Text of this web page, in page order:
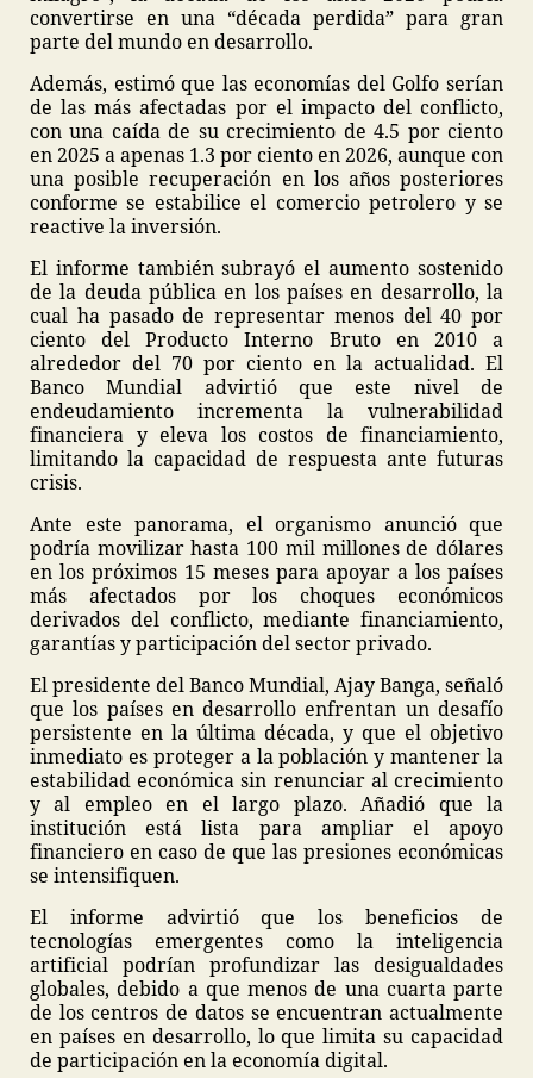
convertirse en una “década perdida” para gran
parte del mundo en desarrollo.
Además, estimó que las economías del Golfo serían
de las más afectadas por el impacto del conflicto,
con una caída de su crecimiento de 4.5 por ciento
en 2025 a apenas 1.3 por ciento en 2026, aunque con
una posible recuperación en los años posteriores
conforme se estabilice el comercio petrolero y se
reactive la inversión.
El informe también subrayó el aumento sostenido
de la deuda pública en los países en desarrollo, la
cual ha pasado de representar menos del 40 por
ciento del Producto Interno Bruto en 2010 a
alrededor del 70 por ciento en la actualidad. El
Banco Mundial advirtió que este nivel de
endeudamiento incrementa la vulnerabilidad
financiera y eleva los costos de financiamiento,
limitando la capacidad de respuesta ante futuras
crisis.
Ante este panorama, el organismo anunció que
podría movilizar hasta 100 mil millones de dólares
en los próximos 15 meses para apoyar a los países
más afectados por los choques económicos
derivados del conflicto, mediante financiamiento,
garantías y participación del sector privado.
El presidente del Banco Mundial, Ajay Banga, señaló
que los países en desarrollo enfrentan un desafío
persistente en la última década, y que el objetivo
inmediato es proteger a la población y mantener la
estabilidad económica sin renunciar al crecimiento
y al empleo en el largo plazo. Añadió que la
institución está lista para ampliar el apoyo
financiero en caso de que las presiones económicas
se intensifiquen.
El informe advirtió que los beneficios de
tecnologías emergentes como la inteligencia
artificial podrían profundizar las desigualdades
globales, debido a que menos de una cuarta parte
de los centros de datos se encuentran actualmente
en países en desarrollo, lo que limita su capacidad
de participación en la economía digital.